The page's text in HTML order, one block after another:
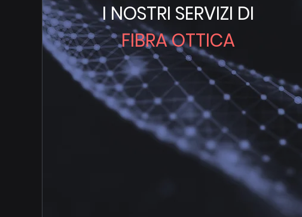
I NOSTRI SERVIZI DI
FIBRA OTTICA